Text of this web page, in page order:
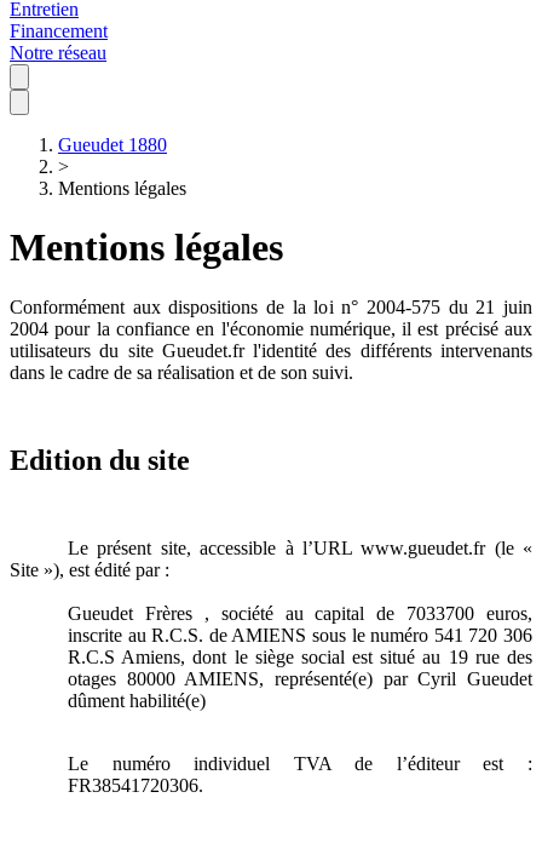
Entretien
Financement
Notre réseau
Gueudet 1880
>
Mentions légales
Mentions légales
Conformément aux dispositions de la loi n° 2004-575 du 21 juin
2004 pour la confiance en l'économie numérique, il est précisé aux
utilisateurs du site Gueudet.fr l'identité des différents intervenants
dans le cadre de sa réalisation et de son suivi.
Edition du site
Le présent site, accessible à l’URL www.gueudet.fr (le «
Site »), est édité par :
Gueudet Frères , société au capital de 7033700 euros,
inscrite au R.C.S. de AMIENS sous le numéro 541 720 306
R.C.S Amiens, dont le siège social est situé au 19 rue des
otages 80000 AMIENS, représenté(e) par Cyril Gueudet
dûment habilité(e)
Le numéro individuel TVA de l’éditeur est :
FR38541720306.